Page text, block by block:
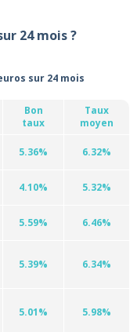
24 mois ?
sur 24 mois
Bon
taux
Taux
moyen
5.36% 6.32%
4.10% 5.32%
5.59% 6.46%
5.39% 6.34%
5.01% 5.98%